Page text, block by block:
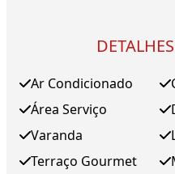
Ar Condicionado
Área Serviço
Varanda
Terraço Gourmet